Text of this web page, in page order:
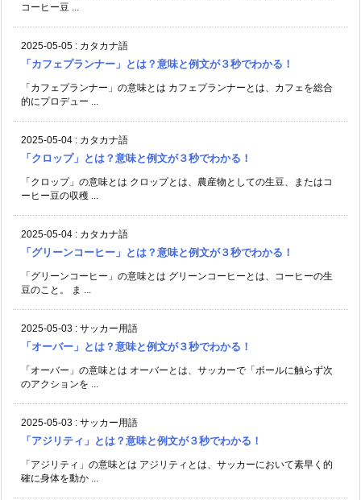
コーヒー豆 ...
2025-05-05 : カタカナ語
「カフェプランナー」とは？意味と例文が３秒でわかる！
「カフェプランナー」の意味とは カフェプランナーとは、カフェを総合
的にプロデュー ...
2025-05-04 : カタカナ語
「クロップ」とは？意味と例文が３秒でわかる！
「クロップ」の意味とは クロップとは、農産物としての生豆、またはコ
ーヒー豆の収穫 ...
2025-05-04 : カタカナ語
「グリーンコーヒー」とは？意味と例文が３秒でわかる！
「グリーンコーヒー」の意味とは グリーンコーヒーとは、コーヒーの生
豆のこと。 ま ...
2025-05-03 : サッカー用語
「オーバー」とは？意味と例文が３秒でわかる！
「オーバー」の意味とは オーバーとは、サッカーで「ボールに触らず次
のアクションを ...
2025-05-03 : サッカー用語
「アジリティ」とは？意味と例文が３秒でわかる！
「アジリティ」の意味とは アジリティとは、サッカーにおいて素早く的
確に身体を動か ...